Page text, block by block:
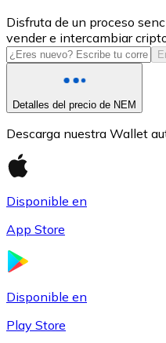
USD Coin
USDC
Disfruta de un proceso
vender e intercambiar
Detalles del precio de NEM
Descarga nuestra Wallet
Disponible en
App Store
Disponible en
Play Store